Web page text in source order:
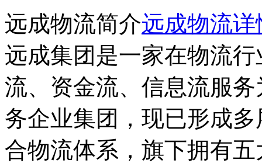
远成物流简介远成物流详
远成集团是一家在物流
流、资金流、信息流服
务企业集团，现已形成
合物流体系，旗下拥有